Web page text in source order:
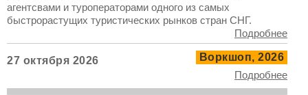
агентсвами и туроператорами одного из самых
быстрорастущих туристических рынков стран СНГ.
Подробнее
Воркшоп, 2026
27 октября 2026
Подробнее